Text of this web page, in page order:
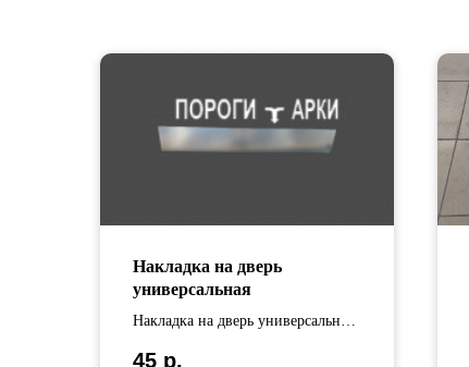
Накладка на дверь
универсальная
Накладка на дверь универсальная
45 р.